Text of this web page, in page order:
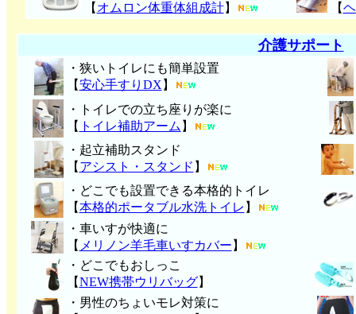
【 オムロン体重体組成計】
【
介護サポート
・狭いトイレにも簡単設置
【安心手すりDX 】
・トイレでの立ち座りが楽に
【 トイレ補助アーム 】
・起立補助スタンド
【 アシスト・スタンド 】
・どこでも設置できる本格的トイレ
【本格的ポータブル水洗トイレ 】
・車いすが快適に
【 メリノン羊毛車いすカバー 】
・どこでもおしっこ
【NEW携帯ウリバッグ】
・男性のちょいモレ対策に